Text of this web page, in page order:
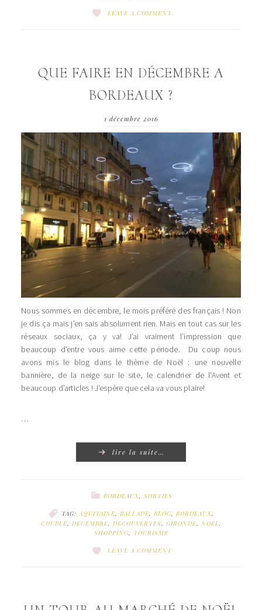
LEAVE A COMMENT
QUE FAIRE EN DÉCEMBRE A
BORDEAUX ?
1 décembre 2016
Nous sommes en décembre, le mois préféré des français ! Non
je dis ça mais j’en sais absolument rien. Mais en tout cas sur les
réseaux sociaux, ça y va! J’ai vraiment l’impression que
beaucoup d’entre vous aime cette période. Du coup nous
avons mis le blog dans le thème de Noël : une nouvelle
bannière, de la neige sur le site, le calendrier de l’Avent et
beaucoup d’articles ! J’espère que cela va vous plaire!
…
lire la suite…
BORDEAUX, SORTIES
TAG:AQUITAINE, BALLADE, BLOG, BORDEAUX,
COUPLE, DECEMBRE, DECOUVERTES, GIRONDE,NOEL,
SHOPPING, TOURISME
LEAVE A COMMENT